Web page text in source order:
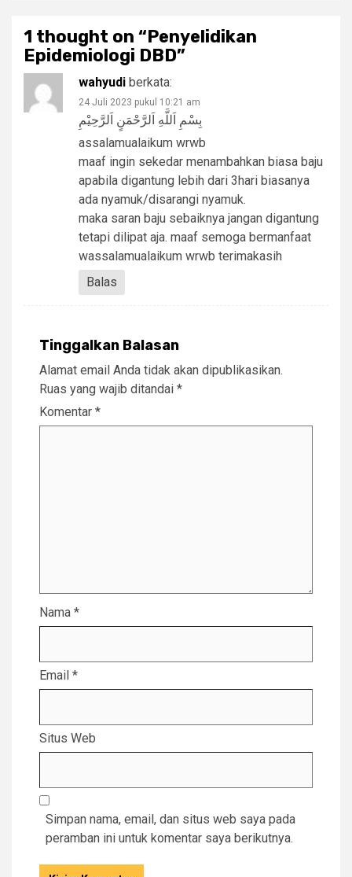
1 thought on “Penyelidikan
Epidemiologi DBD”
wahyudi berkata:
24 Juli 2023 pukul 10:21 am
بِسْمِ اَللَّهِ اَلرَّحْمَنٍ اَلرَّحِيْمِ
assalamualaikum wrwb
maaf ingin sekedar menambahkan biasa baju
apabila digantung lebih dari 3hari biasanya
ada nyamuk/disarangi nyamuk.
maka saran baju sebaiknya jangan digantung
tetapi dilipat aja. maaf semoga bermanfaat
wassalamualaikum wrwb terimakasih
Balas
Tinggalkan Balasan
Alamat email Anda tidak akan dipublikasikan.
Ruas yang wajib ditandai *
Komentar *
Nama *
Email *
Situs Web
Simpan nama, email, dan situs web saya pada
peramban ini untuk komentar saya berikutnya.